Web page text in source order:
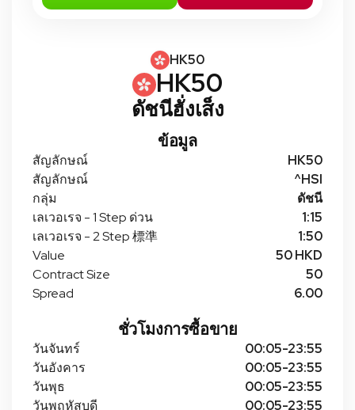
HK50
HK50
ดัชนีฮั่งเส็ง
ชั่วโมงการซื้อขาย
วันจันทร์
00:05-23:55
วันอังคาร
00:05-23:55
วันพุธ
00:05-23:55
วันพฤหัสบดี
00:05-23:55
ข้อมูล
สัญลักษณ์
HK50
สัญลักษณ์
^HSI
กลุ่ม
ดัชนี
เลเวอเรจ - 1 Step ด่วน
1:15
เลเวอเรจ - 2 Step 標準
1:50
Value
50 HKD
Contract Size
50
Spread
6.00